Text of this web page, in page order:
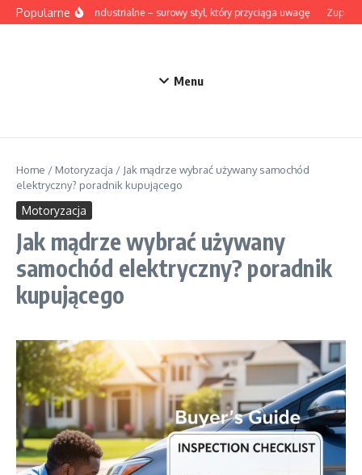
Przejdź do treści
PopularneLampy industrialne – surowy styl, który przyciąga uwagę Zupa z
Menu
Home / Motoryzacja / Jak mądrze wybrać używany samochód
elektryczny? poradnik kupującego
Motoryzacja
Jak mądrze wybrać używany
samochód elektryczny? poradnik
kupującego